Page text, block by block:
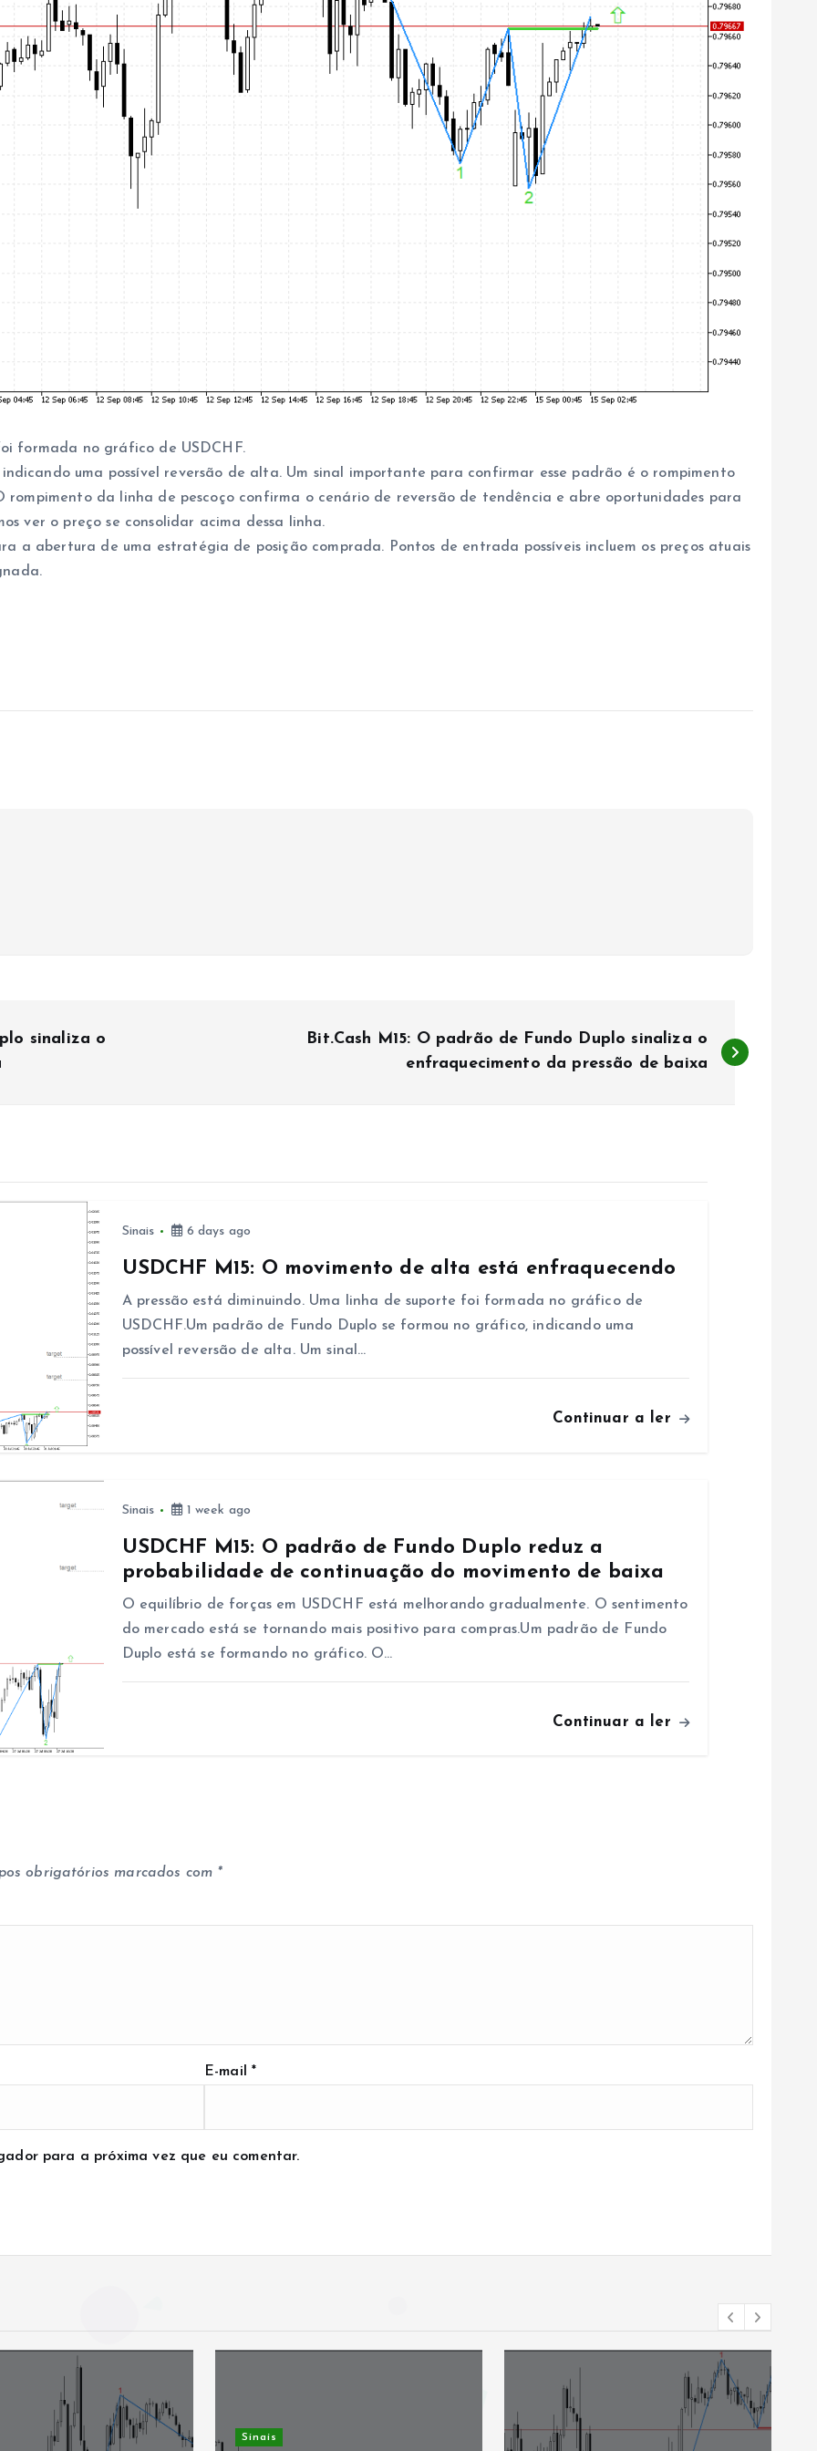
formada no gráfico de USDCHF.
uma possível reversão de alta. Um sinal importante para confirmar esse padrão é o rompimento
rompimento da linha de pescoço confirma o cenário de reversão de tendência e abre oportunidades para
ver o preço se consolidar acima dessa linha.
a abertura de uma estratégia de posição comprada. Pontos de entrada possíveis incluem os preços atuais
sinaliza o
Bit.Cash M15: O padrão de Fundo Duplo sinaliza o
enfraquecimento da pressão de baixa
Sinais 6 days ago
USDCHF M15: O movimento de alta está enfraquecendo
A pressão está diminuindo. Uma linha de suporte foi formada no gráfico de
USDCHF.Um padrão de Fundo Duplo se formou no gráfico, indicando uma
possível reversão de alta. Um sinal…
Continuar a ler
Sinais 1 week ago
USDCHF M15: O padrão de Fundo Duplo reduz a
probabilidade de continuação do movimento de baixa
O equilíbrio de forças em USDCHF está melhorando gradualmente. O sentimento
do mercado está se tornando mais positivo para compras.Um padrão de Fundo
Duplo está se formando no gráfico. O…
Continuar a ler
obrigatórios marcados com *
E-mail*
para a próxima vez que eu comentar.
Sinais